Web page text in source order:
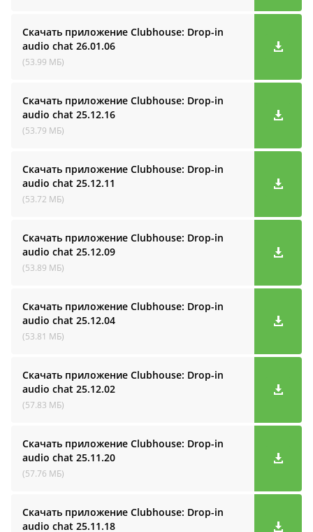
Скачать приложение Clubhouse: Drop-in
audio cha‪t 26.01.06
(53.99 МБ)
Скачать приложение Clubhouse: Drop-in
audio cha‪t 25.12.16
(53.79 МБ)
Скачать приложение Clubhouse: Drop-in
audio cha‪t 25.12.11
(53.72 МБ)
Скачать приложение Clubhouse: Drop-in
audio cha‪t 25.12.09
(53.89 МБ)
Скачать приложение Clubhouse: Drop-in
audio cha‪t 25.12.04
(53.81 МБ)
Скачать приложение Clubhouse: Drop-in
audio cha‪t 25.12.02
(57.83 МБ)
Скачать приложение Clubhouse: Drop-in
audio cha‪t 25.11.20
(57.76 МБ)
Скачать приложение Clubhouse: Drop-in
audio cha‪t 25.11.18